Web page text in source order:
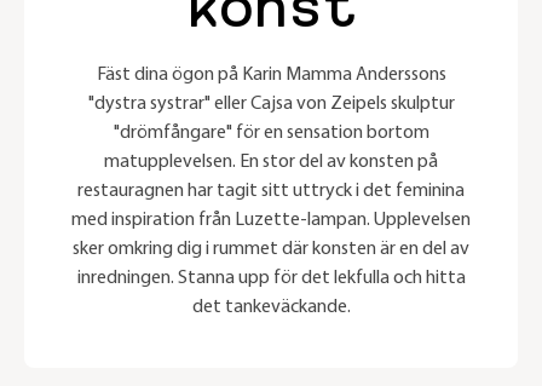
Fäst dina ögon på Karin Mamma Anderssons
"dystra systrar" eller Cajsa von Zeipels skulptur
"drömfångare" för en sensation bortom
matupplevelsen. En stor del av konsten på
restauragnen har tagit sitt uttryck i det feminina
med inspiration från Luzette-lampan. Upplevelsen
sker omkring dig i rummet där konsten är en del av
inredningen. Stanna upp för det lekfulla och hitta
det tankeväckande.